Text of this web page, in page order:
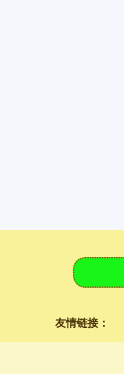
友情链接：